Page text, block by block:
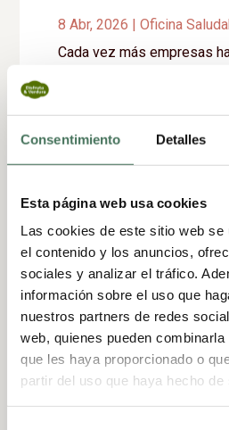
Consentimiento Detalles
Esta página web usa cookies
Las cookies de este sitio web se
el contenido y los anuncios,
sociales y analizar el tráfico.
información sobre el uso que
nuestros partners de redes
web, quienes pueden
que les haya proporcionado o
partir del uso que haya hecho
8 Abr, 2026 |Oficina
Cada vez más empresas
laboral. Pero entre lo que
realmente se aplica en el
veces hay una gran
oficina saludable no
de elementos “wellness”